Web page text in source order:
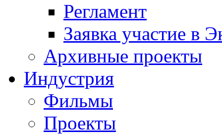
Регламент
Заявка участие в
Архивные проекты
Индустрия
Фильмы
Проекты